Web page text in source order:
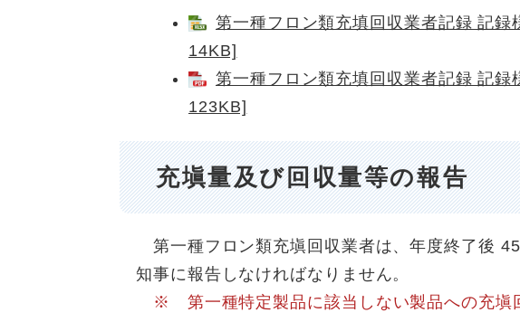
第一種フロン類充填回収業者記録 記
14KB]
第一種フロン類充填回収業者記録 記
123KB]
充塡量及び回収量等の報告
第一種フロン類充塡回収業者は、年度終了後
知事に報告しなければなりません。
※ 第一種特定製品に該当しない製品への充塡